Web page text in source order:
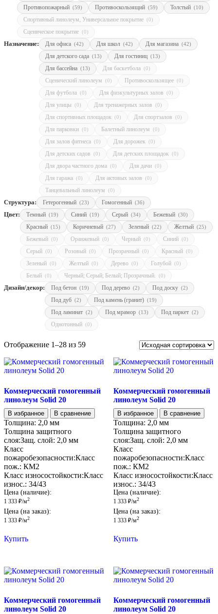
Противопожарный (59) Противоскользящий (59) Толстый (10)
Спортивный линолеум, Универсальное покрытие (0)
Сценическое покрытие (0)
Назначение: Для офиса (42) Для школ (42) Для магазина (42)
Для детского сада (13) Для гостиниц (13)
Для бассейна (13) Для баскетбола (0)
Сценический линолеум (0) Противоскользящее (0)
Для футбола (0) Для физкультурных залов (0)
Для улицы (0) Для тренажерных залов (0)
Для спортивных площадок (0) Для спортзалов (0)
Для парковки (0) Балетный линолеум (0)
Для залов фитнеса (0) Для дорожек (0)
Для детских садов (0) Для детских площадок (0)
Для двора частного дома (0) Для дачи (0)
Для гаража (0) Для актовых залов (0)
Танцевальный линолеум (0)
Структура: Гетерогенный (23) Гомогенный (36)
Цвет: Темный (19) Синий (19) Серый (34) Бежевый (30)
Красный (15) Коричневый (27) Зеленый (22) Желтый (25)
Бежевый (0) Оранжевый (0) Черный (0) Синий (0)
Серый (0) Розовый (0) Прозрачный (0) Красный (0)
Зеленый (0) Желтый (0) Дерево (0) Голубой (0)
Белый (0) Черный; Серый; Белый; Прозрачный. (0)
Дизайн/декор: Под бетон (19) Под дерево (2) Под доску (2)
Под дуб (2) Под камень (гранит) (19)
Под ламинат (2) Под мрамор (13) Под паркет (2)
Однотонный (0)
Отображение 1–28 из 59
Коммерческий гомогенный
линолеум Solid 20
В избранное В сравнение
Толщина: 2,0 мм
Толщина защитного
слоя:Защ. слой: 2,0 мм
Класс
пожаробезопасности:Класс
пож.: КМ2
Класс износостойкости:Класс
износ.: 34/43
Цена (наличие):
1 333 ₽/м2
Цена (на заказ):
1 333 ₽/м2
Купить
Коммерческий гомогенный
линолеум Solid 20
В избранное В сравнение
Толщина: 2,0 мм
Толщина защитного
слоя:Защ. слой: 2,0 мм
Класс
пожаробезопасности:Класс
пож.: КМ2
Класс износостойкости:Класс
износ.: 34/43
Цена (наличие):
1 333 ₽/м2
Цена (на заказ):
1 333 ₽/м2
Купить
Коммерческий гомогенный
линолеум Solid 20
Коммерческий гомогенный
линолеум Solid 20